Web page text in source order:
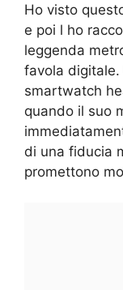
Ho visto
e poi l ho
leggenda
favola
smartwatch
quando il suo
di una fiducia
promettono